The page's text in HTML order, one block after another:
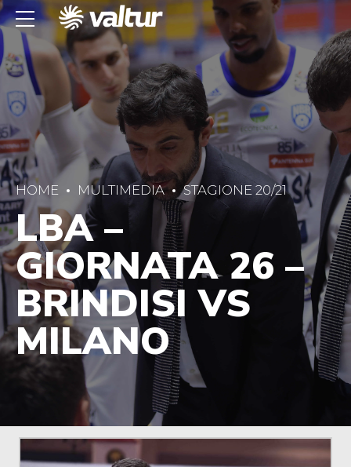
HOME MULTIMEDIA STAGIONE 20/21
LBA –
GIORNATA 26 –
BRINDISI VS
MILANO